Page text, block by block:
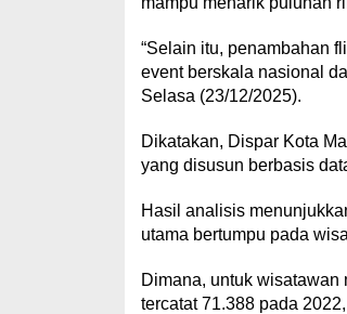
“Selain itu, penambahan
event berskala nasional
Selasa (23/12/2025).
Dikatakan, Dispar Kota
yang disusun berbasis
Hasil analisis
utama bertumpu pada
Dimana, untuk
tercatat 71.388 pada